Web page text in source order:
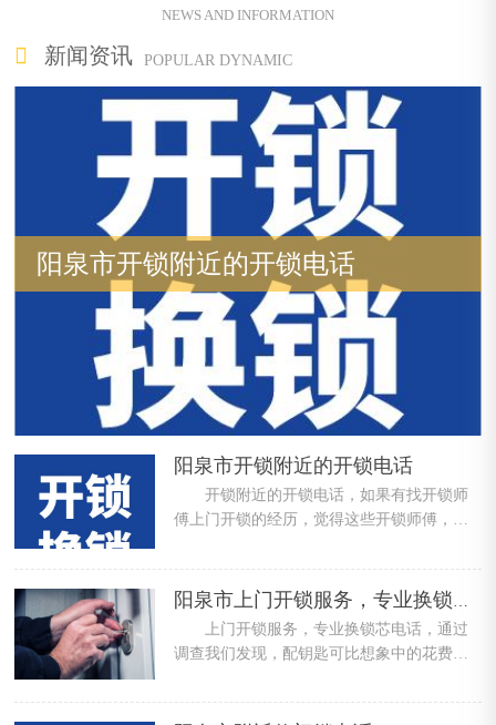
NEWS AND INFORMATION
新闻资讯 POPULAR DYNAMIC
阳泉市开锁附近的开锁电话
阳泉市开锁附近的开锁电话
开锁附近的开锁电话，如果有找开锁师
傅上门开锁的经历，觉得这些开锁师傅，基
十……
上门开锁服务，专业换锁芯电话，通过
调查我们发现，配钥匙可比想象中的花费要
钥……